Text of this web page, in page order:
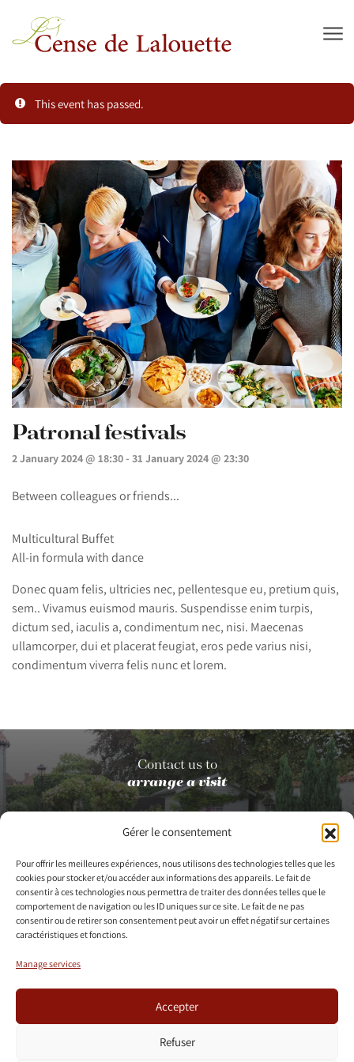
Gérer le consentement
Pour offrir les meilleures expériences, nous utilisons des technologies telles que les
cookies pour stocker et/ou accéder aux informations des appareils. Le fait de
consentir à ces technologies nous permettra de traiter des données telles que le
comportement de navigation ou les ID uniques sur ce site. Le fait de ne pas
consentir ou de retirer son consentement peut avoir un effet négatif sur certaines
caractéristiques et fonctions.
Manage services
Accepter
Refuser
This event has passed.
Patronal festivals
2 January 2024 @ 18:30- 31 January 2024 @ 23:30
Between colleagues or friends...
Multicultural Buffet
All-in formula with dance
Donec quam felis, ultricies nec, pellentesque eu, pretium quis,
sem.. Vivamus euismod mauris. Suspendisse enim turpis,
dictum sed, iaculis a, condimentum nec, nisi. Maecenas
ullamcorper, dui et placerat feugiat, eros pede varius nisi,
condimentum viverra felis nunc et lorem.
Contact us to
arrange a visit
+32 475/36.60.09 info@censedelalouette.be
BUSINESS
EVENTS
EVENTS